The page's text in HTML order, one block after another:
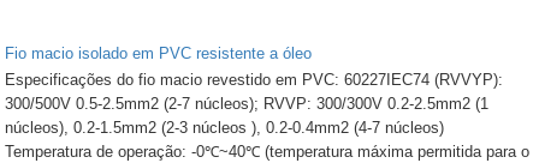
Fio macio isolado em PVC resistente a óleo
Especificações do fio macio revestido em PVC: 60227IEC74 (RVVYP):
300/500V 0.5-2.5mm2 (2-7 núcleos); RVVP: 300/300V 0.2-2.5mm2 (1
núcleos), 0.2-1.5mm2 (2-3 núcleos ), 0.2-0.4mm2 (4-7 núcleos)
Temperatura de operação: -0℃~40℃ (temperatura máxima permitida para o